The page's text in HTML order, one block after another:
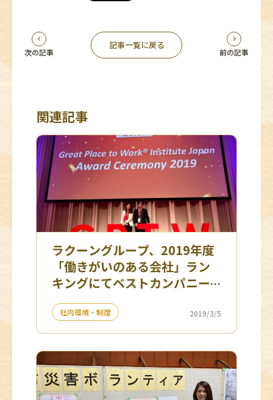
次の記事
記事一覧に戻る
前の記事
関連記事
ラクーングループ、2019年度
「働きがいのある会社」ラン
キングにてベストカンパニー
を受賞 ３年連続ランクイン！
社内環境・制度 2019/3/5